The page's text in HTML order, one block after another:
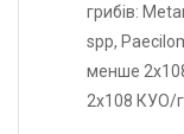
грибів:
spp,
менше
2х108 КУО/г.